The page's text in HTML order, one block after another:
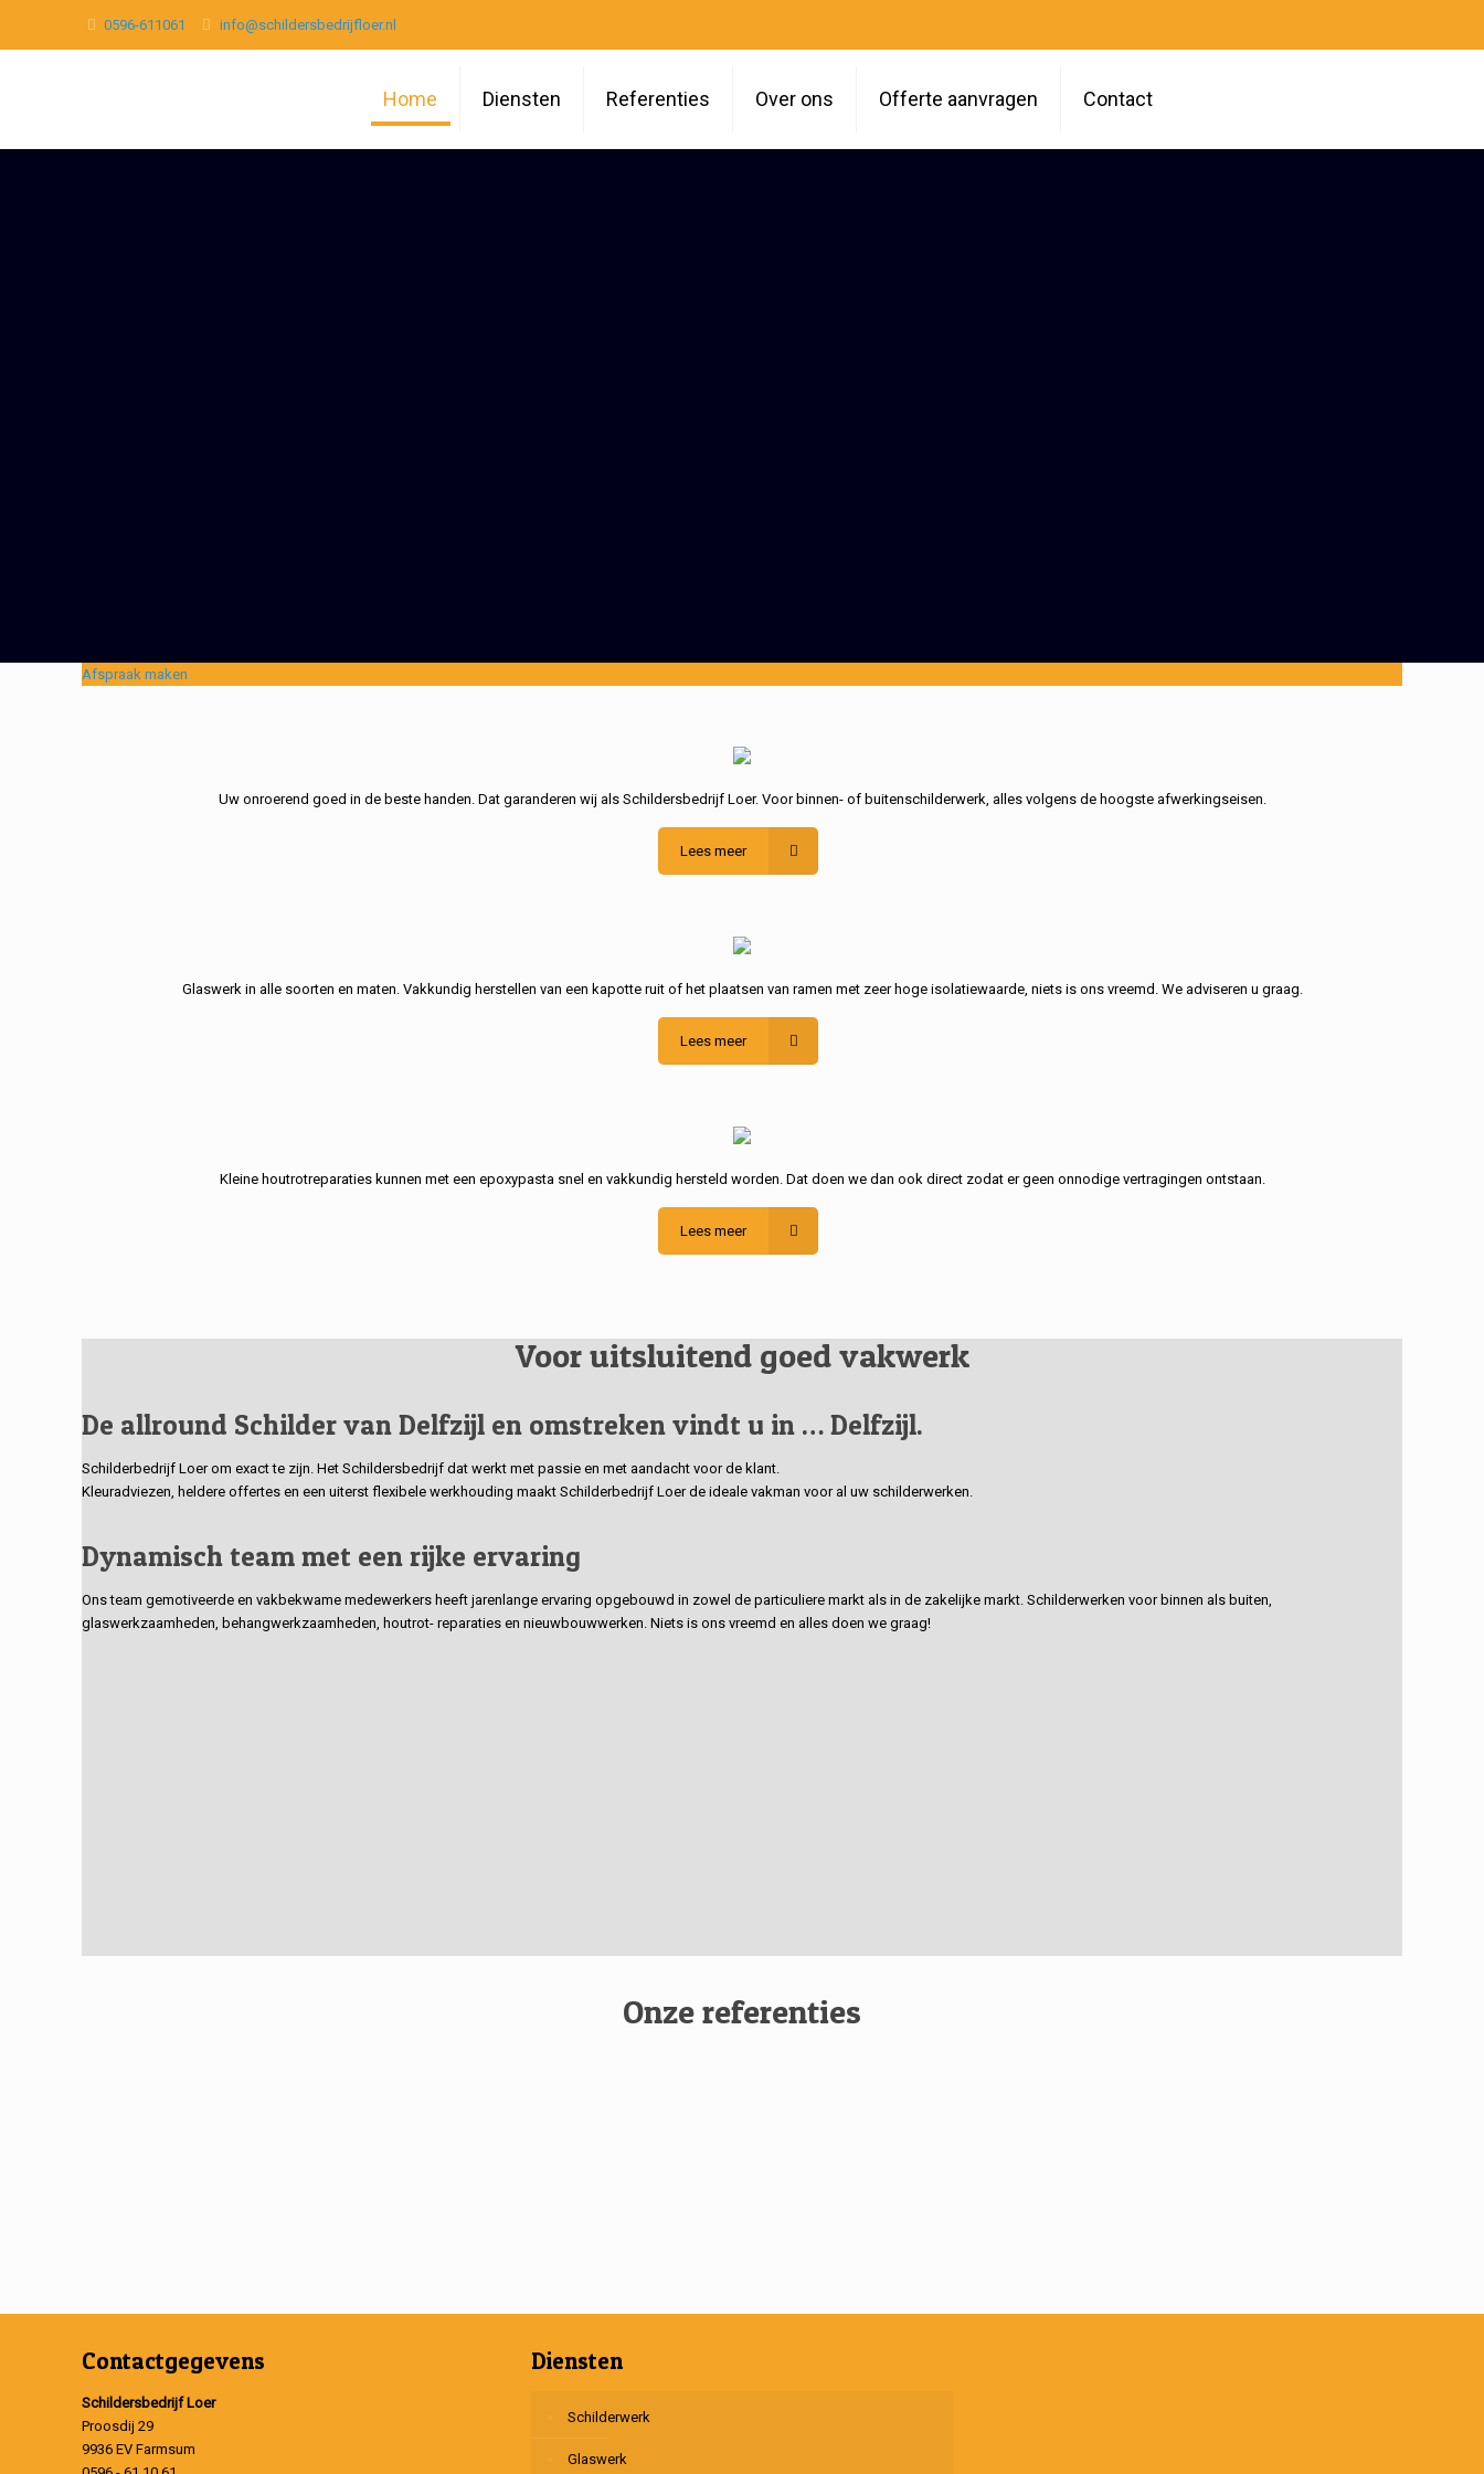
0596-611061 info@schildersbedrijfloer.nl
Home Diensten Referenties Over ons Offerte aanvragen Contact
Afspraak maken
Uw onroerend goed in de beste handen. Dat garanderen wij als Schildersbedrijf Loer. Voor binnen- of buitenschilderwerk, alles volgens de hoogste afwerkingseisen.
Lees meer
Glaswerk in alle soorten en maten. Vakkundig herstellen van een kapotte ruit of het plaatsen van ramen met zeer hoge isolatiewaarde, niets is ons vreemd. We adviseren u graag.
Lees meer
Kleine houtrotreparaties kunnen met een epoxypasta snel en vakkundig hersteld worden. Dat doen we dan ook direct zodat er geen onnodige vertragingen ontstaan.
Lees meer
Voor uitsluitend goed vakwerk
De allround Schilder van Delfzijl en omstreken vindt u in … Delfzijl.
Schilderbedrijf Loer om exact te zijn. Het Schildersbedrijf dat werkt met passie en met aandacht voor de klant.
Kleuradviezen, heldere offertes en een uiterst flexibele werkhouding maakt Schilderbedrijf Loer de ideale vakman voor al uw schilderwerken.
Dynamisch team met een rijke ervaring
Ons team gemotiveerde en vakbekwame medewerkers heeft jarenlange ervaring opgebouwd in zowel de particuliere markt als in de zakelijke markt. Schilderwerken voor binnen als buiten,
glaswerkzaamheden, behangwerkzaamheden, houtrot- reparaties en nieuwbouwwerken. Niets is ons vreemd en alles doen we graag!
Onze referenties
Contactgegevens
Schildersbedrijf Loer
Proosdij 29
9936 EV Farmsum
Diensten
Schilderwerk
Glaswerk